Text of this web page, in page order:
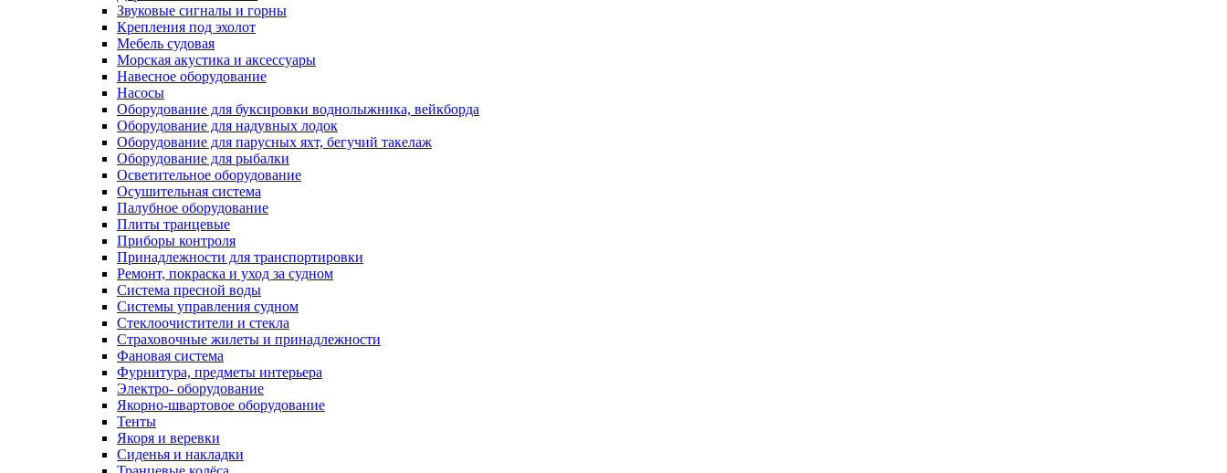
Звуковые сигналы и горны
Крепления под эхолот
Мебель судовая
Морская акустика и аксессуары
Навесное оборудование
Насосы
Оборудование для буксировки воднолыжника, вейкборда
Оборудование для надувных лодок
Оборудование для парусных яхт, бегучий такелаж
Оборудование для рыбалки
Осветительное оборудование
Осушительная система
Палубное оборудование
Плиты транцевые
Приборы контроля
Принадлежности для транспортировки
Ремонт, покраска и уход за судном
Система пресной воды
Системы управления судном
Стеклоочистители и стекла
Страховочные жилеты и принадлежности
Фановая система
Фурнитура, предметы интерьера
Электро- оборудование
Якорно-швартовое оборудование
Тенты
Якоря и веревки
Сиденья и накладки